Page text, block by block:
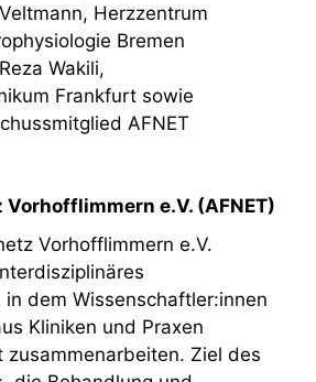
Herzzentrum
Bremen
Wakili,
Frankfurt sowie
AFNET
e.V. (AFNET)
Vorhofflimmern e.V.
in dem Wissenschaftler:innen
Kliniken und Praxen
Ziel des